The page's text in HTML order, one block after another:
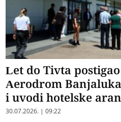
Let do Tivta
Aerodrom
i uvodi hotelske
30.07.2026. | 09:22